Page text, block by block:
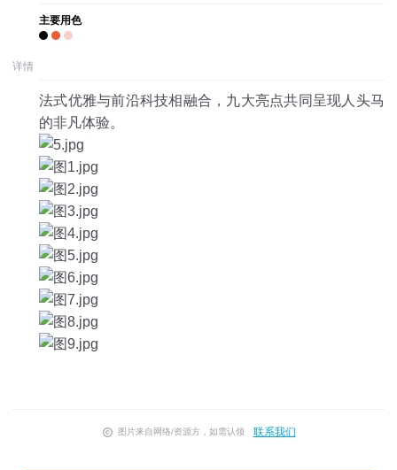
主要用色
详情
法式优雅与前沿科技相融合，九大亮点共同呈现人头马
的非凡体验。
图片来自网络/资源方，如需认领 联系我们